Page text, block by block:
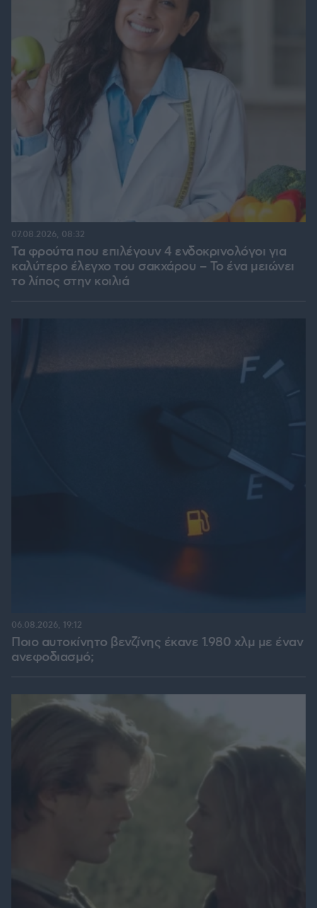
Τα φρούτα που επιλέγουν 4 ενδοκρινολόγοι για
καλύτερο έλεγχο του σακχάρου – Το ένα μειώνει
το λίπος στην κοιλιά
07.08.2026, 08:32
Ποιο αυτοκίνητο βενζίνης έκανε 1.980 χλμ με έναν
ανεφοδιασμό;
06.08.2026, 19:12